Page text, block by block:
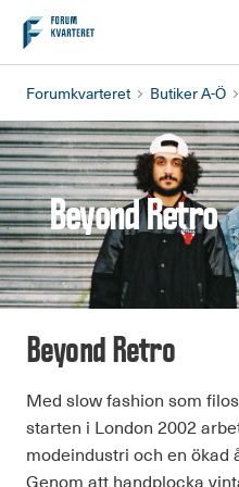
Hem
Forumkvarteret Butiker A-Ö
Beyond Retro
Beyond Retro
Med slow fashion som
starten i London 2002
modeindustri och en ökad
Genom att handplocka